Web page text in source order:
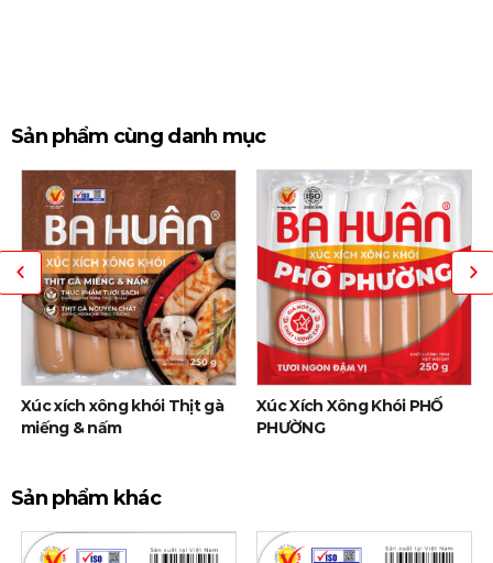
Sản phẩm cùng danh mục
Xúc xích xông khói Thịt gà
miếng & nấm
Xúc Xích Xông Khói PHỐ
PHƯỜNG
Sản phẩm khác